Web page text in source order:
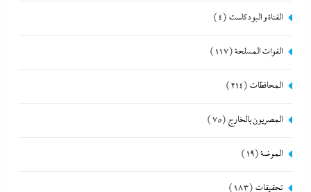
القناة و البودكاست (4)
القوات المسلحة(117)
المحافظات (214)
المصريون بالخارج (75)
الموضة(19)
تحقيقات (183)